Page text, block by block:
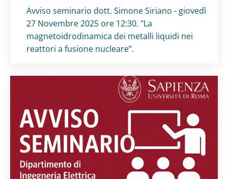
Titolo card:
Avviso seminario dott. Simone Siriano - giovedì
27 Novembre 2025 ore 12:30. "La
magnetoidrodinamica dei metalli liquidi nei
reattori a fusione nucleare”.